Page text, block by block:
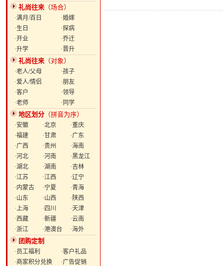
礼尚往来 （场合）
·满月/百日
·婚嫁
·生日
·探病
·开业
·乔迁
·升学
·晋升
礼尚往来 （对象）
·老人/父母
·孩子
·爱人/情侣
·朋友
·客户
·领导
·老师
·同学
地区划分 （拼音为序）
·安徽 ·北京
·重庆
·福建
·甘肃
·广东
·广西
·贵州
·海南
·河北
·河南
·黑龙江
·湖北
·湖南
·吉林
·江苏
·江西
·辽宁
·内蒙古
·宁夏
·青海
·山东
·山西
·陕西
·上海
·四川
·天津
·西藏
·新疆
·云南
·浙江
·港澳台 ·海外
团购定制
·员工福利
·客户礼品
·商家积分兑换
·广告促销